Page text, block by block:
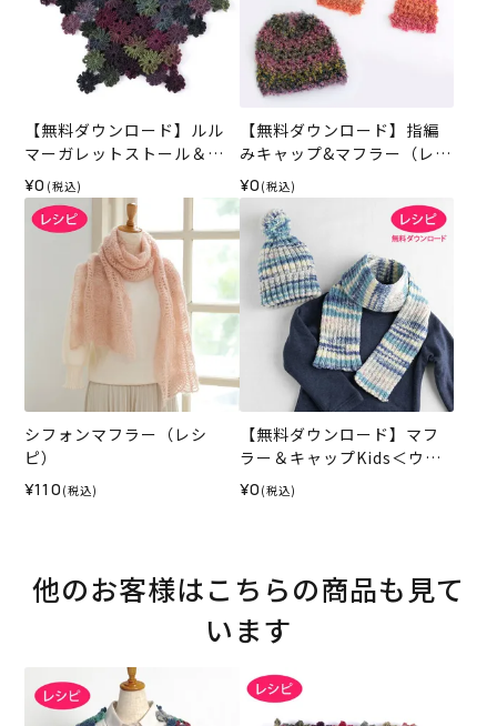
【無料ダウンロード】ルル
マーガレットストール＆マ
フラー（レシピ）
¥0 (税込)
【無料ダウンロード】指編
みキャップ&マフラー（レシ
ピ）
¥0 (税込)
シフォンマフラー（レシ
ピ）
¥110 (税込)
【無料ダウンロード】マフ
ラー＆キャップKids＜ウー
ルクレア＞（レシピ）
¥0 (税込)
他のお客様はこちらの商品も見て
います